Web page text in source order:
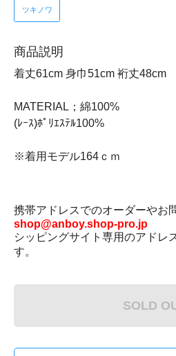
ツキノワ
商品説明
着丈61cm 身巾51cm 裄丈48cm
MATERIAL；綿100%
(ﾚｰｽ)ﾎﾟﾘｴｽﾃﾙ100%
※着用モデル164ｃｍ
携帯アドレスでのオーダーやお
shop@anboy.shop-pro.jp
シッピングサイト専用のアドレ
す。
SOLD